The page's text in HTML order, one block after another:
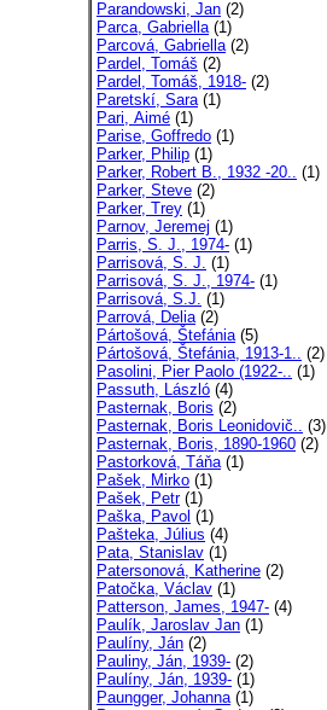
Parandowski, Jan (2)
Parca, Gabriella(1)
Parcová, Gabriella(2)
Pardel, Tomáš (2)
Pardel, Tomáš, 1918- (2)
Paretskí, Sara(1)
Pari, Aimé (1)
Parise, Goffredo (1)
Parker, Philip (1)
Parker, Robert B., 1932 -20.. (1)
Parker, Steve (2)
Parker, Trey (1)
Parnov, Jeremej (1)
Parris, S. J., 1974- (1)
Parrisová, S. J. (1)
Parrisová, S. J., 1974- (1)
Parrisová, S.J. (1)
Parrová, Delia(2)
Pártošová, Štefánia(5)
Pártošová, Štefánia, 1913-1.. (2)
Pasolini, Pier Paolo (1922-.. (1)
Passuth, László (4)
Pasternak, Boris (2)
Pasternak, Boris Leonidovič.. (3)
Pasternak, Boris, 1890-1960 (2)
Pastorková, Táňa(1)
Pašek, Mirko (1)
Pašek, Petr(1)
Paška, Pavol (1)
Pašteka, Július (4)
Pata, Stanislav (1)
Patersonová, Katherine (2)
Patočka, Václav (1)
Patterson, James, 1947- (4)
Paulík, Jaroslav Jan (1)
Paulíny, Ján (2)
Pauliny, Ján, 1939- (2)
Paulíny, Ján, 1939- (1)
Paungger, Johanna(1)